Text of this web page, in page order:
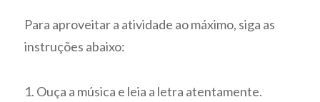
Para aproveitar a atividade ao máximo, siga as
instruções abaixo:
1. Ouça a música e leia a letra atentamente.